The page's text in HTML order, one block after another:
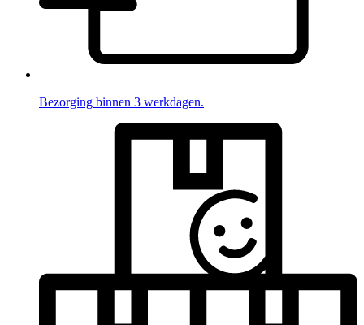
Bezorging binnen 3 werkdagen.